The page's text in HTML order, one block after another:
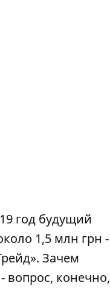
год будущий
1,5 млн грн -
Зачем
вопрос, конечно,